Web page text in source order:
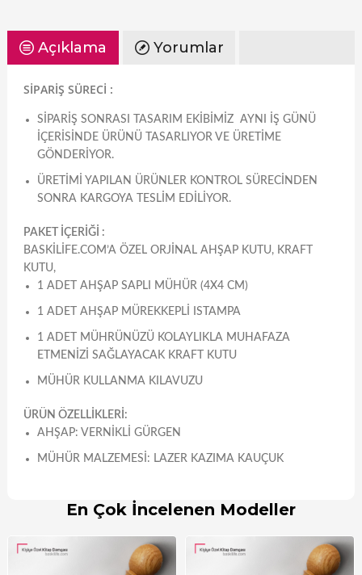
Açıklama Yorumlar
SİPARİŞ SÜRECİ :
SIPARIŞ SONRASI TASARIM EKIBIMIZ AYNI IŞ GÜNÜ
IÇERISINDE ÜRÜNÜ TASARLIYOR VE ÜRETIME
GÖNDERIYOR.
ÜRETIMI YAPILAN ÜRÜNLER KONTROL SÜRECINDEN
SONRA KARGOYA TESLIM EDILIYOR.
PAKET İÇERİĞİ :
BASKILIFE.COM’A ÖZEL ORJINAL AHŞAP KUTU, KRAFT
KUTU,
1 ADET AHŞAP SAPLI MÜHÜR (4X4 CM)
1 ADET AHŞAP MÜREKKEPLI ISTAMPA
1 ADET MÜHRÜNÜZÜ KOLAYLIKLA MUHAFAZA
ETMENIZI SAĞLAYACAK KRAFT KUTU
MÜHÜR KULLANMA KILAVUZU
ÜRÜN ÖZELLİKLERİ:
AHŞAP: VERNIKLI GÜRGEN
MÜHÜR MALZEMESI: LAZER KAZIMA KAUÇUK
En Çok İncelenen Modeller